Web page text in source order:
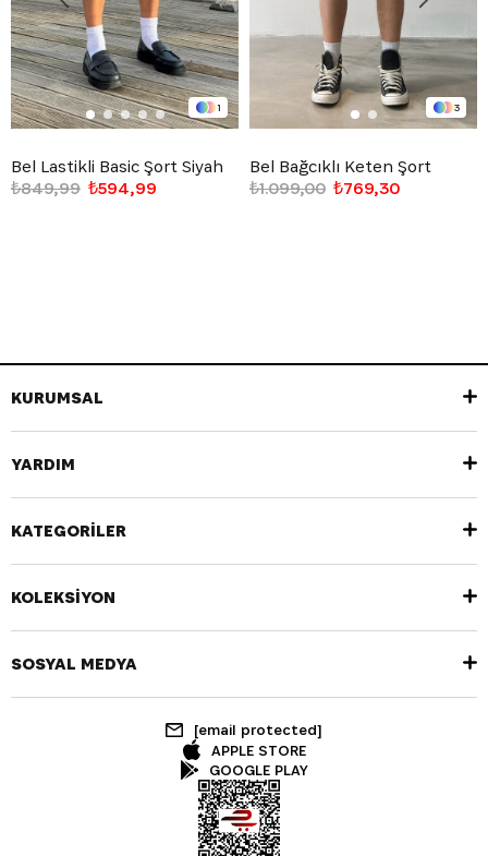
1
Bel Lastikli Basic Şort Siyah
₺594,99
₺849,99
3
Bel Bağcıklı Keten Şort
₺769,30
₺1.099,00
KURUMSAL
YARDIM
KATEGORİLER
KOLEKSİYON
SOSYAL MEDYA
[email protected]
APPLE STORE
GOOGLE PLAY